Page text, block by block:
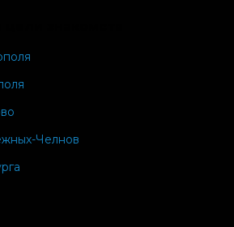
готовые встретиться с
- это типичное явление в
более простым и
построить отношения. В таком
Челнов